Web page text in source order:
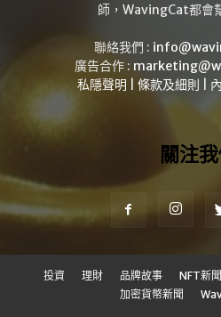
師，WavingCat都會
聯絡我們 :
廣告合作 :
私隱聲明
條款及細則
關注
投資 理財 品牌故事 NFT新聞
加密貨幣新聞